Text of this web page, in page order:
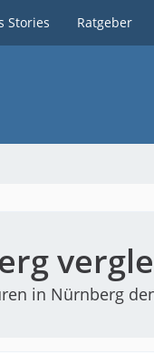
Stories Ratgeber
in Nürnberg